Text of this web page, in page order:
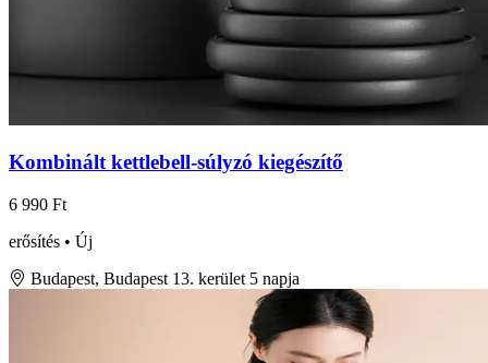
Kombinált kettlebell-súlyzó kiegészítő
6 990 Ft
erősítés • Új
Budapest, Budapest 13. kerület 5 napja